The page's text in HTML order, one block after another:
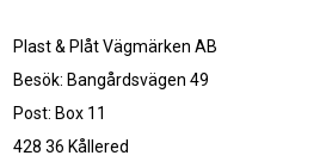
Plast & Plåt Vägmärken AB
Besök: Bangårdsvägen 49
Post: Box 11
428 36 Kållered